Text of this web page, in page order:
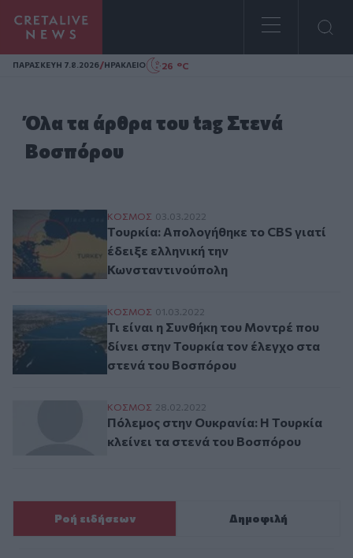
Homepage
ΠΑΡΑΣΚΕΥΗ 7.8.2026/ΗΡΑΚΛΕΙΟ 26 °C
Όλα τα άρθρα του tag Στενά
Βοσπόρου
Τουρκία: Απολογήθηκε το CBS γιατί
ΚΟΣΜΟΣ 03.03.2022
Τουρκία: Απολογήθηκε το CBS γιατί
έδειξε ελληνική την
Κωνσταντινούπολη
Τι είναι η Συνθήκη του Μοντρέ που
ΚΟΣΜΟΣ 01.03.2022
Τι είναι η Συνθήκη του Μοντρέ που
δίνει στην Τουρκία τον έλεγχο στα
στενά του Βοσπόρου
Πόλεμος στην Ουκρανία: Η Τουρκία
ΚΟΣΜΟΣ 28.02.2022
Πόλεμος στην Ουκρανία: Η Τουρκία
κλείνει τα στενά του Βοσπόρου
Ροή ειδήσεων Δημοφιλή